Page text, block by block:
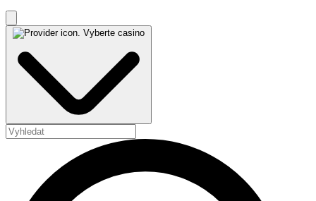
Vyberte casino